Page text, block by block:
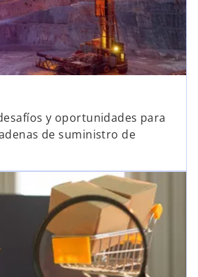
y oportunidades para
de suministro de